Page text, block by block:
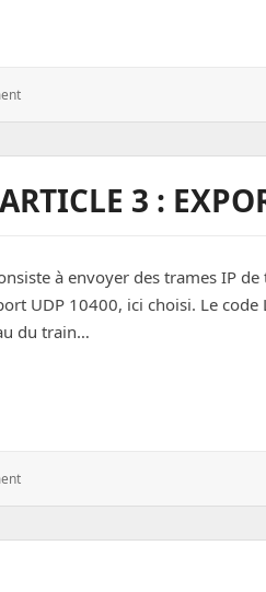
: Technologies
4
GetExportDCSA10C_win32.exe
3 :
à envoyer des trames IP de
UDP 10400, ici choisi. Le code
du train…
: Technologies
3